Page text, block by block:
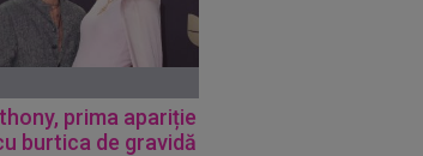
prima apariție
burtica de gravidă